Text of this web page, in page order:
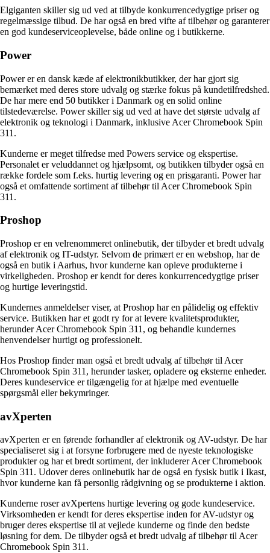
Elgiganten skiller sig ud ved at tilbyde konkurrencedygtige priser og
regelmæssige tilbud. De har også en bred vifte af tilbehør og garanterer
en god kundeserviceoplevelse, både online og i butikkerne.
Power
Power er en dansk kæde af elektronikbutikker, der har gjort sig
bemærket med deres store udvalg og stærke fokus på kundetilfredshed.
De har mere end 50 butikker i Danmark og en solid online
tilstedeværelse. Power skiller sig ud ved at have det største udvalg af
elektronik og teknologi i Danmark, inklusive Acer Chromebook Spin
311.
Kunderne er meget tilfredse med Powers service og ekspertise.
Personalet er veluddannet og hjælpsomt, og butikken tilbyder også en
række fordele som f.eks. hurtig levering og en prisgaranti. Power har
også et omfattende sortiment af tilbehør til Acer Chromebook Spin
311.
Proshop
Proshop er en velrenommeret onlinebutik, der tilbyder et bredt udvalg
af elektronik og IT-udstyr. Selvom de primært er en webshop, har de
også en butik i Aarhus, hvor kunderne kan opleve produkterne i
virkeligheden. Proshop er kendt for deres konkurrencedygtige priser
og hurtige leveringstid.
Kundernes anmeldelser viser, at Proshop har en pålidelig og effektiv
service. Butikken har et godt ry for at levere kvalitetsprodukter,
herunder Acer Chromebook Spin 311, og behandle kundernes
henvendelser hurtigt og professionelt.
Hos Proshop finder man også et bredt udvalg af tilbehør til Acer
Chromebook Spin 311, herunder tasker, opladere og eksterne enheder.
Deres kundeservice er tilgængelig for at hjælpe med eventuelle
spørgsmål eller bekymringer.
avXperten
avXperten er en førende forhandler af elektronik og AV-udstyr. De har
specialiseret sig i at forsyne forbrugere med de nyeste teknologiske
produkter og har et bredt sortiment, der inkluderer Acer Chromebook
Spin 311. Udover deres onlinebutik har de også en fysisk butik i Ikast,
hvor kunderne kan få personlig rådgivning og se produkterne i aktion.
Kunderne roser avXpertens hurtige levering og gode kundeservice.
Virksomheden er kendt for deres ekspertise inden for AV-udstyr og
bruger deres ekspertise til at vejlede kunderne og finde den bedste
løsning for dem. De tilbyder også et bredt udvalg af tilbehør til Acer
Chromebook Spin 311.